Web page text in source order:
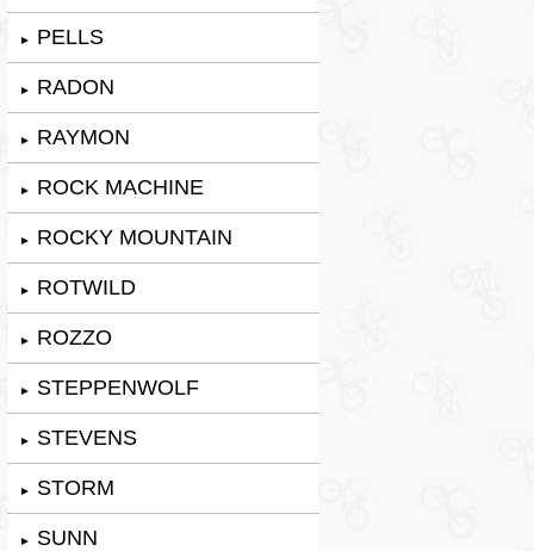
► PELLS
► RADON
► RAYMON
► ROCK MACHINE
► ROCKY MOUNTAIN
► ROTWILD
► ROZZO
► STEPPENWOLF
► STEVENS
► STORM
► SUNN